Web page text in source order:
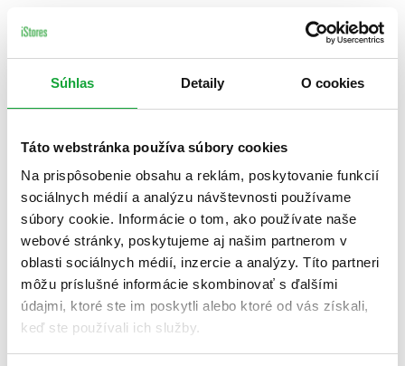
Súhlas Detaily O cookies
Táto webstránka používa súbory cookies
Na prispôsobenie obsahu a reklám, poskytovanie funkcií
sociálnych médií a analýzu návštevnosti používame
súbory cookie. Informácie o tom, ako používate naše
webové stránky, poskytujeme aj našim partnerom v
oblasti sociálnych médií, inzercie a analýzy. Títo partneri
môžu príslušné informácie skombinovať s ďalšími
údajmi, ktoré ste im poskytli alebo ktoré od vás získali,
keď ste používali ich služby.